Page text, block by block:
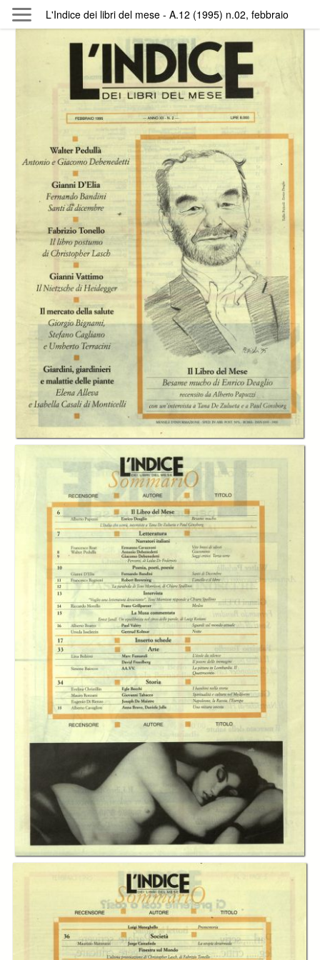
Skip to main content
Byterfly
Follow The Byterfly And Enjoy Open
Knowledge
Policy Collections Providers Exhibitions
Search Term
L'Indice dei libri del mese - A.12 (1995) n.02, febbraio
In collections
L’Indice dei libri del mese
L'Indice dei libri del mese - A.12 (1995) n.02, febbraio
Table of contents:
Sommario page 2
Creator:
Indice Scarl